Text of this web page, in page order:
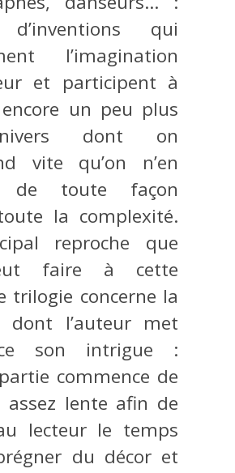
qui
l’imagination
et participent à
un peu plus
dont on
vite qu’on n’en
de toute façon
la complexité.
reproche que
faire à cette
trilogie concerne la
dont l’auteur met
son intrigue :
commence de
assez lente afin de
lecteur le temps
du décor et